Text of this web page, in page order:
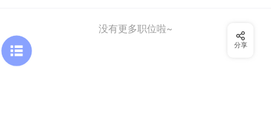
没有更多职位啦~
分享